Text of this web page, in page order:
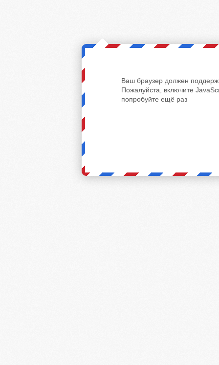
Ваш браузер должен
Пожалуйста, включите
попробуйте ещё раз